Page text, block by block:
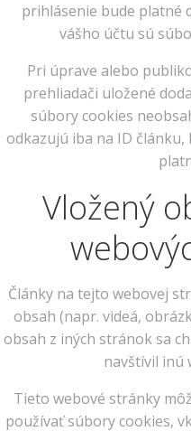
prihlásenie bude platné
vášho účtu sú
Pri úprave alebo
prehliadači uložené
súbory cookies
odkazujú iba na ID
Vložený
Články na tejto webovej
obsah (napr. videá,
obsah z iných stránok sa
navštívil inú
Tieto webové stránky
používať súbory cookies,